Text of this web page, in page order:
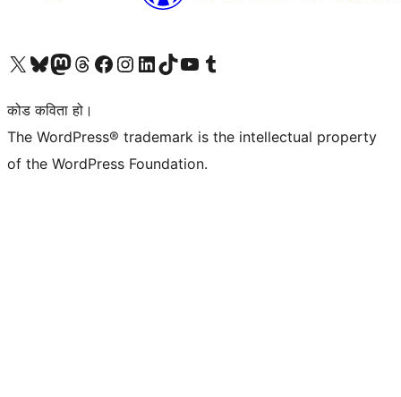
हाम्रो X (पहिले ट्विटर) खातामा जानुहोस्
हाम्रो Bluesky खाता भ्रमण गर्नुहोस्
हाम्रो म्यास्टोडन खाता भ्रमण गर्नुहोस्
हाम्रो थ्रेड्स खातामा जानुहोस्
हाम्रो फेसबुक पेजमा जानुहोस्
हाम्रो इन्स्टाग्राम खातामा जानुहोस्
हाम्रो लिङ्क्डइन खातामा जानुहोस्
हाम्रो TikTok खाता भ्रमण गर्नुहोस्
हाम्रो युट्युब च्यानलमा जानुहोस्
हाम्रो टम्बलर खाता भ्रमण गर्नुहोस्
कोड कविता हो।
The WordPress® trademark is the intellectual property
of the WordPress Foundation.